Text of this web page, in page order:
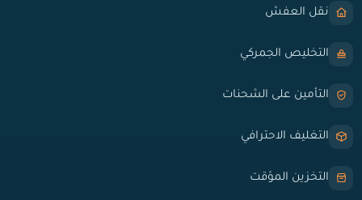
نقل العفش
التخليص الجمركي
التأمين على الشحنات
التغليف الاحترافي
التخزين المؤقت